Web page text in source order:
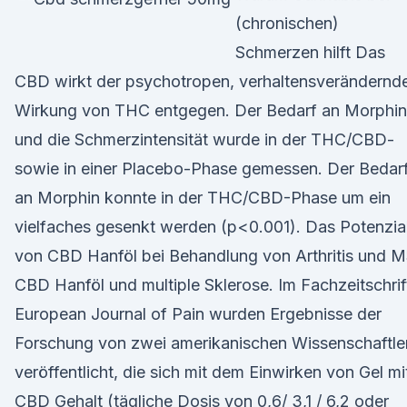
(chronischen)
Schmerzen hilft Das
CBD wirkt der psychotropen,
Wirkung von THC entgegen. Der Bedarf an Morphin
und die Schmerzintensität wurde in der THC/CBD-
sowie in einer Placebo-Phase gemessen. Der
an Morphin konnte in der THC/CBD-Phase um ein
vielfaches gesenkt werden (p<0.001). Das
von CBD Hanföl bei Behandlung von Arthritis und
CBD Hanföl und multiple Sklerose. Im
European Journal of Pain wurden Ergebnisse der
Forschung von zwei amerikanischen
veröffentlicht, die sich mit dem Einwirken von Gel
CBD Gehalt (tägliche Dosis von 0,6/ 3,1 / 6,2 oder